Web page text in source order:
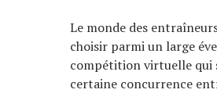
Le monde des
choisir parmi un large
compétition virtuelle qui
certaine concurrence